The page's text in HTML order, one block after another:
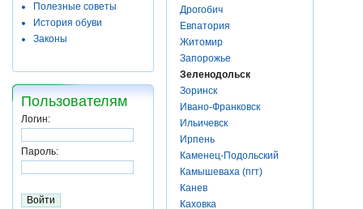
Полезные советы
История обуви
Законы
Пользователям
Логин:
Пароль:
Дрогобич
Евпатория
Житомир
Запорожье
Зеленодольск
Зоринск
Ивано-Франковск
Ильичевск
Ирпень
Каменец-Подольский
Камышеваха (пгт)
Канев
Каховка